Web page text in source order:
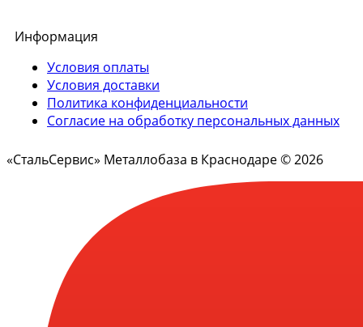
Информация
Условия оплаты
Условия доставки
Политика конфиденциальности
Согласие на обработку персональных данных
«СтальСервис» Металлобаза в Краснодаре © 2026